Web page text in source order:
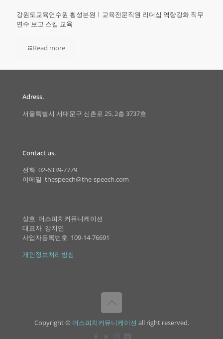
강원도교육연수원 횡성분원ㅣ교육전문직원 리더십 역량강화 직무
연수 보고 스킬 교육
Read more
Adress.
서울특별시 서대문구 신촌로 25, 2층 3737호
Contact us.
전화 02-6339-7779
이메일 thespeech@the-speech.com
상호 더스피치커뮤니케이션
대표자 강지연
사업자등록번호 109-14-76691
개인정보처리방침
Copyright © 더스피치커뮤니케이션 all right reserved.